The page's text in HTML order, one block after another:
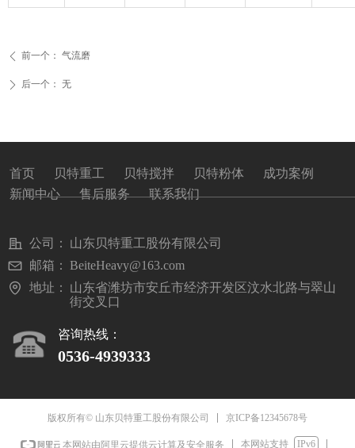
ꄴ 前一个： 气流磨
ꄲ 后一个： 无
首页 贝特重工 贝特搅拌 贝特粉体
成功案例
新闻中心
售后服务 联系我们
咨询热线：
0536-4939333
公司：
山东贝特重工股份有限公司
邮箱： BeiteHeavy@163.com
地址：
山东省潍坊市安丘市经济开发区汶水北路与翠山
街交叉口
版权所有© 山东贝特重工股份有限公司 京ICP备12345678号
本网站由阿里云提供云计算及安全服务 本网站支持
IPv6